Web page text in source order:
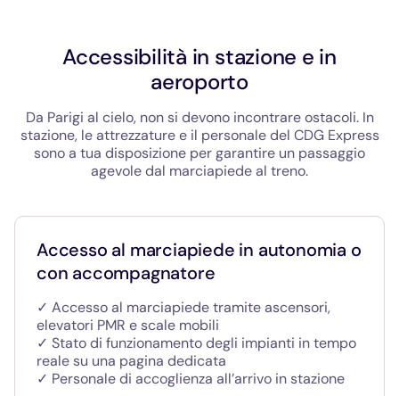
Accessibilità in stazione e in
aeroporto
Da Parigi al cielo, non si devono incontrare ostacoli. In
stazione, le attrezzature e il personale del CDG Express
sono a tua disposizione per garantire un passaggio
agevole dal marciapiede al treno.
Accesso al marciapiede in autonomia o
con accompagnatore
✓ Accesso al marciapiede tramite ascensori,
elevatori PMR e scale mobili
✓ Stato di funzionamento degli impianti in tempo
reale su una pagina dedicata
✓ Personale di accoglienza all’arrivo in stazione